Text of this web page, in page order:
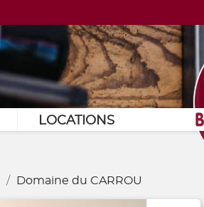
LOCATIONS
Domaine du CARROU